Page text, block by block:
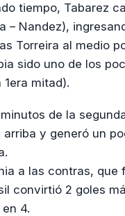
tiempo, Tabarez
– Nandez),
Torreira al medio
sido uno de los
mitad).
de la
arriba y generó un
a las contras, que
convirtió 2 goles
4.